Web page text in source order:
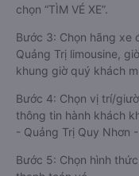
chọn “TÌM VÉ XE”.
Bước 3: Chọn hãng xe
Quảng Trị limousine,
khung giờ quý khách
Bước 4: Chọn vị trí/
thông tin hành khách
- Quảng Trị Quy Nhơn
Bước 5: Chọn hình